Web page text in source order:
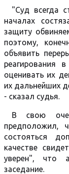
"Суд всегда
началах
защиту
поэтому,
объявить
реагирования
оценивать их
их дальнейших
- сказал судья.
В свою
предположил,
состояться
качестве
уверен", что
заседание.